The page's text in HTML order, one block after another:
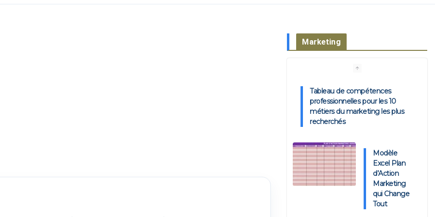
Marketing
Tableau de compétences
professionnelles pour les 10
métiers du marketing les plus
recherchés
Modèle
Excel Plan
d’Action
Marketing
qui Change
Tout